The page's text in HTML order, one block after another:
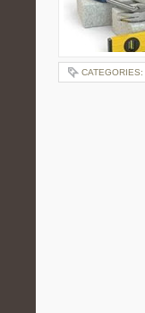
CATEGORIES: